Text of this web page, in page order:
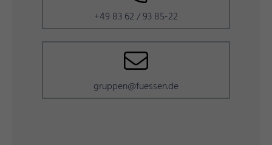
+49 83 62 / 93 85-22
gruppen@fuessen.de